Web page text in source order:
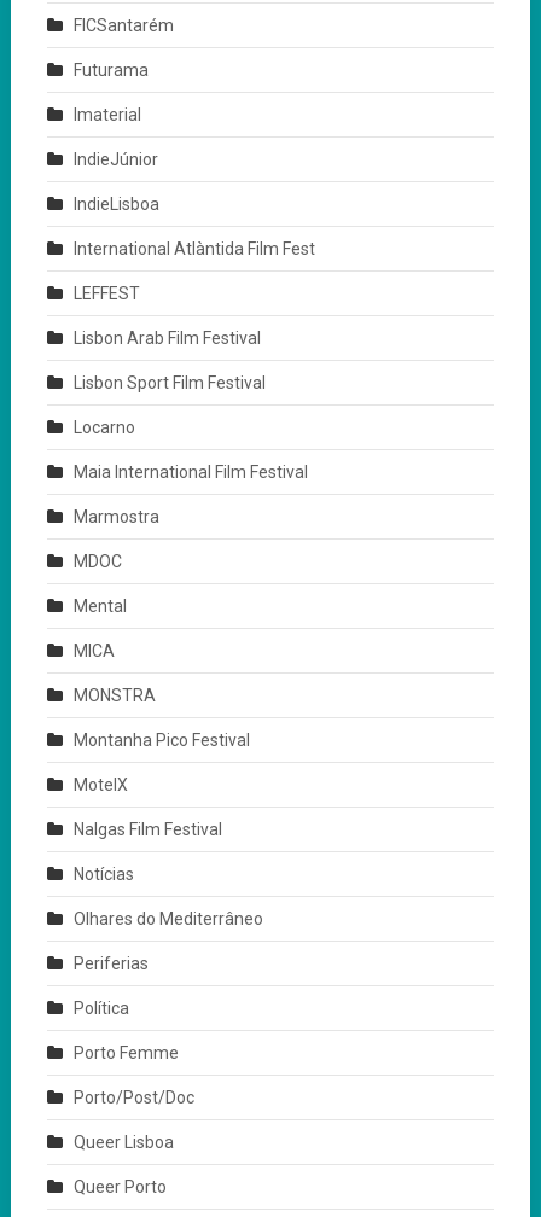
FICSantarém
Futurama
Imaterial
IndieJúnior
IndieLisboa
International Atlàntida Film Fest
LEFFEST
Lisbon Arab Film Festival
Lisbon Sport Film Festival
Locarno
Maia International Film Festival
Marmostra
MDOC
Mental
MICA
MONSTRA
Montanha Pico Festival
MotelX
Nalgas Film Festival
Notícias
Olhares do Mediterrâneo
Periferias
Política
Porto Femme
Porto/Post/Doc
Queer Lisboa
Queer Porto